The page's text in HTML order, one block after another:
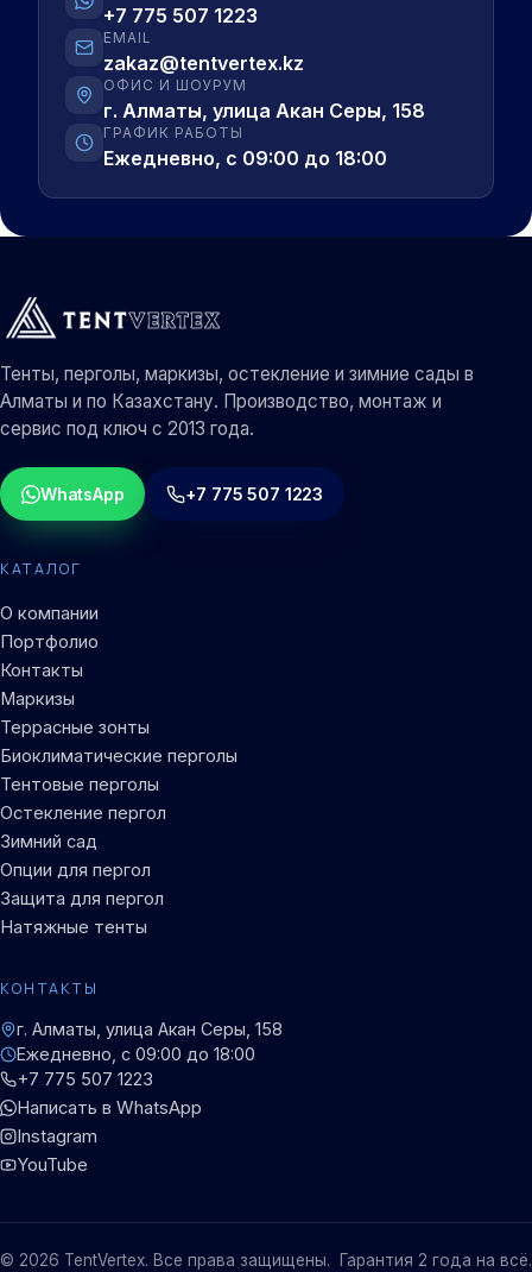
+7 775 507 1223
EMAIL
zakaz@tentvertex.kz
ОФИС И ШОУРУМ
г. Алматы, улица Акан Серы, 158
ГРАФИК РАБОТЫ
Ежедневно, с 09:00 до 18:00
Тенты, перголы, маркизы, остекление и зимние сады в
Алматы и по Казахстану. Производство, монтаж и
сервис под ключ с 2013 года.
WhatsApp +7 775 507 1223
КАТАЛОГ
О компании
Портфолио
Контакты
Маркизы
Террасные зонты
Биоклиматические перголы
Тентовые перголы
Остекление пергол
Зимний сад
Опции для пергол
Защита для пергол
Натяжные тенты
КОНТАКТЫ
г. Алматы, улица Акан Серы, 158
Ежедневно, с 09:00 до 18:00
+7 775 507 1223
Написать в WhatsApp
Instagram
YouTube
© 2026 TentVertex. Все права защищены. Гарантия 2 года на всё.